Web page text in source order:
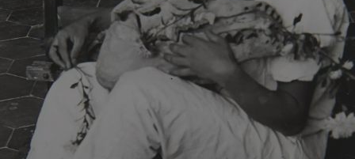
FUNDACIÓN
TIENDA
NOTICIAS